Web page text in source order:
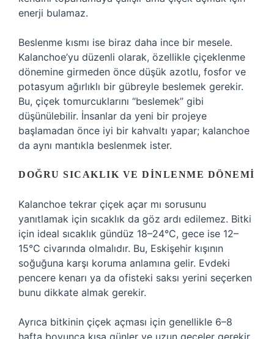
enerji bulamaz.
Beslenme kısmı ise biraz daha ince bir mesele.
Kalanchoe’yu düzenli olarak, özellikle çiçeklenme
dönemine girmeden önce düşük azotlu, fosfor ve
potasyum ağırlıklı bir gübreyle beslemek gerekir.
Bu, çiçek tomurcuklarını “beslemek” gibi
düşünülebilir. İnsanlar da yeni bir projeye
başlamadan önce iyi bir kahvaltı yapar; kalanchoe
da aynı mantıkla beslenmek ister.
DOĞRU SICAKLIK VE DINLENME DÖNEMI
Kalanchoe tekrar çiçek açar mı sorusunu
yanıtlamak için sıcaklık da göz ardı edilemez. Bitki
için ideal sıcaklık gündüz 18–24°C, gece ise 12–
15°C civarında olmalıdır. Bu, Eskişehir kışının
soğuğuna karşı koruma anlamına gelir. Evdeki
pencere kenarı ya da ofisteki saksı yerini seçerken
bunu dikkate almak gerekir.
Ayrıca bitkinin çiçek açması için genellikle 6–8
hafta boyunca kısa günler ve uzun geceler gerekir.